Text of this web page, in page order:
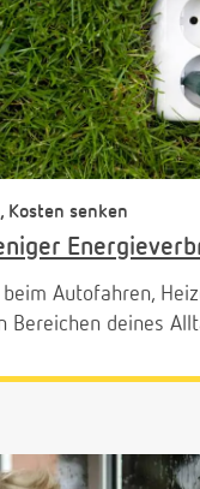
Kosten senken
Autofahren,
Bereichen deines